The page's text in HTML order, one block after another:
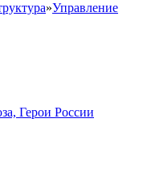
»Управление
Герои России